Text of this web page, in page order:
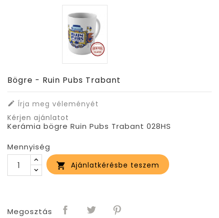
Bögre - Ruin Pubs Trabant
 Írja meg véleményét
Kérjen ajánlatot
Kerámia bögre Ruin Pubs Trabant 028HS
Mennyiség
 Ajánlatkérésbe teszem
Megosztás